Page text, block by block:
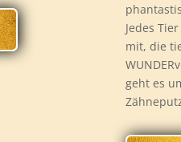
Jedes
mit, die
geht es